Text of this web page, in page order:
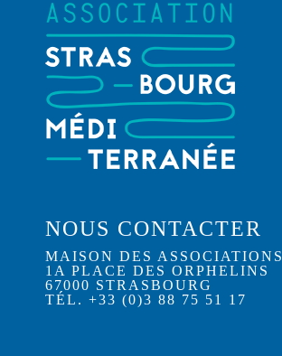
NOUS CONTACTER
MAISON DES ASSOCIATIONS
1A PLACE DES ORPHELINS
67000 STRASBOURG
TÉL. +33 (0)3 88 75 51 17